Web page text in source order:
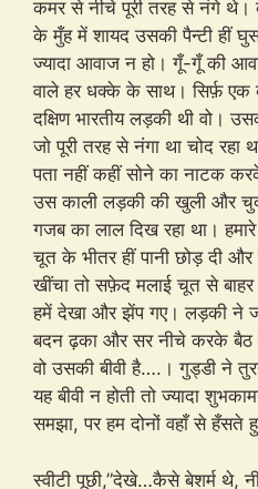
कमर से नीचे पूरी तरह से नंगे
के मुँह में शायद उसकी पैन्टी हीं
ज्यादा आवाज न हो। गूँ-गूँ की
वाले हर धक्के के साथ। सिर्फ़ एक
दक्षिण भारतीय लड़की थी वो।
जो पूरी तरह से नंगा था चोद
पता नहीं कहीं सोने का नाटक
उस काली लड़की की खुली और
गजब का लाल दिख रहा था।
चूत के भीतर हीं पानी छोड़ दी
खींचा तो सफ़ेद मलाई चूत से
हमें देखा और झेंप गए। लड़की ने
बदन ढ़का और सर नीचे करके
वो उसकी बीवी है….। गुड्डी ने
यह बीवी न होती तो ज्यादा
समझा, पर हम दोनों वहाँ से
स्वीटी पूछी,”देखे…कैसे बेशर्म थे,